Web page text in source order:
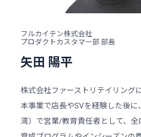
フルカイテン株式会社
プロダクトカスタマー部 部長
矢田 陽平
株式会社ファーストリテイリング
本事業で店長やSVを経験した後
湾）で営業/教育責任者として、